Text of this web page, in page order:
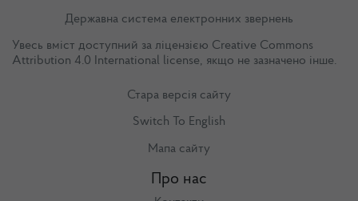
Державна система електронних звернень
Увесь вміст доступний за ліцензією Creative Commons
Attribution 4.0 International license, якщо не зазначено інше.
Стара версія сайту
Switch To English
Мапа сайту
Про нас